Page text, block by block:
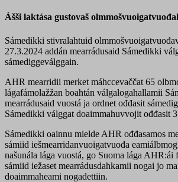
Ášši laktása gustovaš
Sámedikki stivralahtuid
27.3.2024 addán mearrádusaid Sámedikki
sámediggeválggain.
AHR mearridii merket máhccevaččat 65
lágafámolažžan boahtán válgalogahallamii
mearrádusaid vuostá ja ordnet ođđasit
Sámedikki válggat doaimmahuvvojit ođđasit
Sámedikki oainnu mielde AHR ođđasamos
sámiid iešmearridanvuoigatvuođa
našunála lága vuostá, go Suoma lága AHR:ái
sámiid iežaset mearrádusdahkamii nogai jo
doaimmaheami nogadettiin.